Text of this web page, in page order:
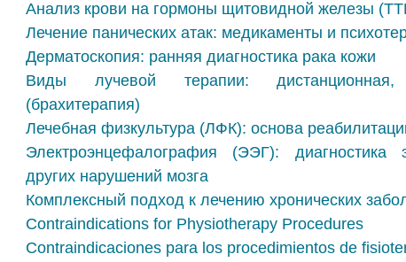
Анализ крови на гормоны щитовидной железы
Лечение панических атак: медикаменты и
Дерматоскопия: ранняя диагностика рака кожи
Виды лучевой терапии: дистанционная,
(брахитерапия)
Лечебная физкультура (ЛФК): основа
Электроэнцефалография (ЭЭГ): диагностика
других нарушений мозга
Комплексный подход к лечению хронических
Contraindications for Physiotherapy Procedures
Contraindicaciones para los procedimientos de